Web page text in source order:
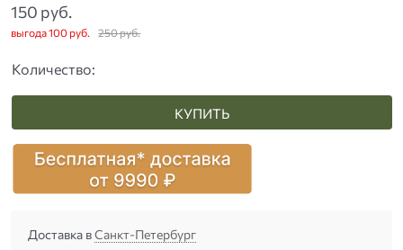
250 руб.
150 руб.
выгода100 руб.
Количество:
КУПИТЬ
Доставка вСанкт-Петербург